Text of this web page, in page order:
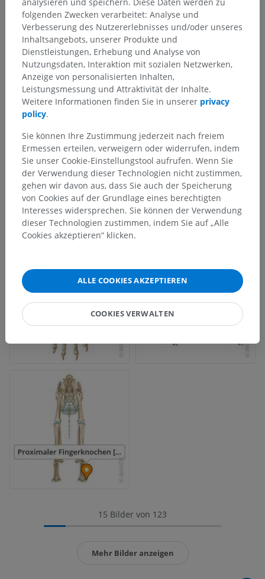
15 Bilder von 123
Mehr Bilder anzeigen
analysieren und speichern. Diese Daten werden zu
folgenden Zwecken verarbeitet: Analyse und
Verbesserung des Nutzererlebnisses und/oder unseres
Inhaltsangebots, unserer Produkte und
Dienstleistungen, Erhebung und Analyse von
Nutzungsdaten, Interaktion mit sozialen Netzwerken,
Anzeige von personalisierten Inhalten,
Leistungsmessung und Attraktivität der Inhalte.
Weitere Informationen finden Sie in unserer privacy
policy.
Sie können Ihre Zustimmung jederzeit nach freiem
Ermessen erteilen, verweigern oder widerrufen, indem
Sie unser Cookie-Einstellungstool aufrufen. Wenn Sie
der Verwendung dieser Technologien nicht zustimmen,
gehen wir davon aus, dass Sie auch der Speicherung
von Cookies auf der Grundlage eines berechtigten
Interesses widersprechen. Sie können der Verwendung
dieser Technologien zustimmen, indem Sie auf „Alle
Cookies akzeptieren“ klicken.
ALLE COOKIES AKZEPTIEREN
COOKIES VERWALTEN